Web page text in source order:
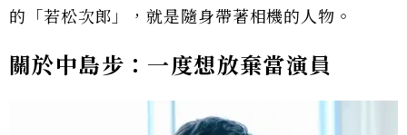
的「若松次郎」，就是隨身帶著相機的人物。
關於中島步：一度想放棄當演員